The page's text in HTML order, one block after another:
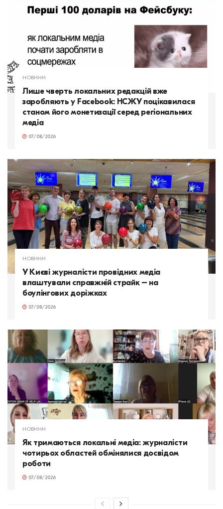
НОВИНИ
Лише чверть локальних редакцій вже
заробляють у Facebook: НСЖУ поцікавилася
станом його монетизації серед регіональних
медіа
07/08/2026
НОВИНИ
У Києві журналісти провідних медіа
влаштували справжній страйк – на
боулінгових доріжках
07/08/2026
НОВИНИ
Як тримаються локальні медіа: журналісти
чотирьох областей обмінялися досвідом
роботи
07/08/2026